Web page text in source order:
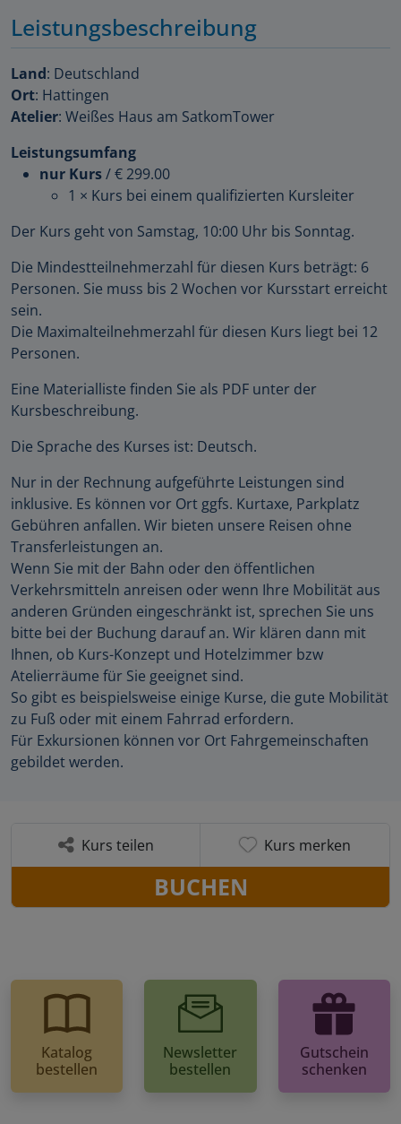
Leistungsbeschreibung
Land: Deutschland
Ort: Hattingen
Atelier: Weißes Haus am SatkomTower
Leistungsumfang
nur Kurs/€ 299.00
1 × Kurs bei einem qualifizierten Kursleiter
Der Kurs geht von Samstag, 10:00 Uhr bis Sonntag.
Die Mindestteilnehmerzahl für diesen Kurs beträgt: 6
Personen. Sie muss bis 2 Wochen vor Kursstart erreicht
sein.
Die Maximalteilnehmerzahl für diesen Kurs liegt bei 12
Personen.
Eine Materialliste finden Sie als PDF unter der
Kursbeschreibung.
Die Sprache des Kurses ist: Deutsch.
Nur in der Rechnung aufgeführte Leistungen sind
inklusive. Es können vor Ort ggfs. Kurtaxe, Parkplatz
Gebühren anfallen. Wir bieten unsere Reisen ohne
Transferleistungen an.
Wenn Sie mit der Bahn oder den öffentlichen
Verkehrsmitteln anreisen oder wenn Ihre Mobilität aus
anderen Gründen eingeschränkt ist, sprechen Sie uns
bitte bei der Buchung darauf an. Wir klären dann mit
Ihnen, ob Kurs-Konzept und Hotelzimmer bzw
Atelierräume für Sie geeignet sind.
So gibt es beispielsweise einige Kurse, die gute Mobilität
zu Fuß oder mit einem Fahrrad erfordern.
Für Exkursionen können vor Ort Fahrgemeinschaften
gebildet werden.
Kurs teilen Kurs merken
BUCHEN
Katalog
bestellen
Newsletter
bestellen
Gutschein
schenken